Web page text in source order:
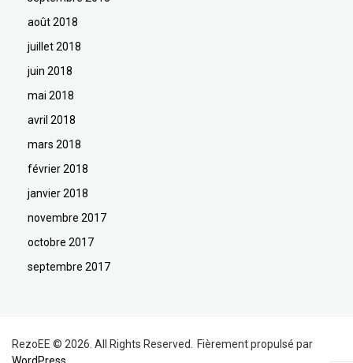
août 2018
juillet 2018
juin 2018
mai 2018
avril 2018
mars 2018
février 2018
janvier 2018
novembre 2017
octobre 2017
septembre 2017
RezoEE © 2026. All Rights Reserved.
Fièrement propulsé par